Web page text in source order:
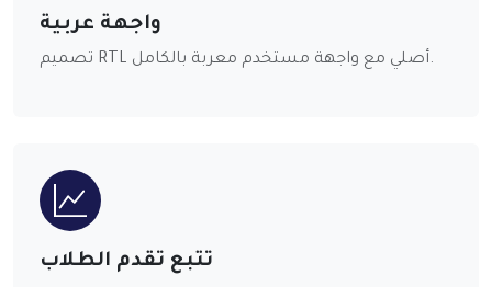
واجهة عربية
تصميم RTL أصلي مع واجهة مستخدم معربة بالكامل.
تتبع تقدم الطلاب